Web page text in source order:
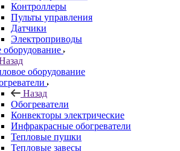
Контроллеры
Пульты управления
Датчики
Электроприводы
оборудование
оборудование
Назад
Обогреватели
Конвекторы электрические
Инфракрасные обогреватели
Тепловые пушки
Тепловые завесы